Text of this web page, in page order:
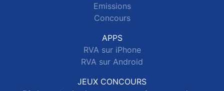
Emissions
Concours
APPS
RVA sur iPhone
RVA sur Android
JEUX CONCOURS